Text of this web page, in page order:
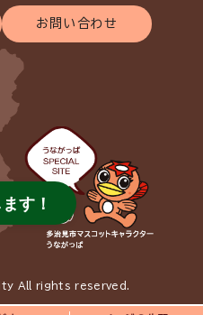
お問い合わせ
All rights reserved.
す！